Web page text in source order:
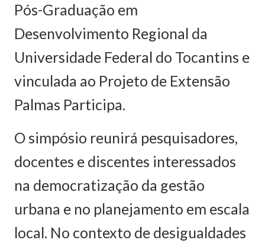
Pós-Graduação em
Desenvolvimento Regional da
Universidade Federal do Tocantins e
vinculada ao Projeto de Extensão
Palmas Participa.
O simpósio reunirá pesquisadores,
docentes e discentes interessados
na democratização da gestão
urbana e no planejamento em escala
local. No contexto de desigualdades